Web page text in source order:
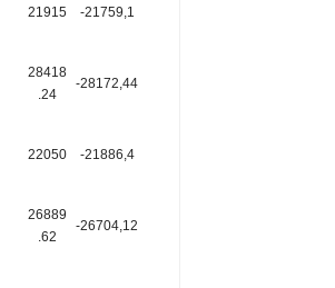
21915 -21759,1
28418
.24
-28172,44
22050 -21886,4
26889
.62
-26704,12